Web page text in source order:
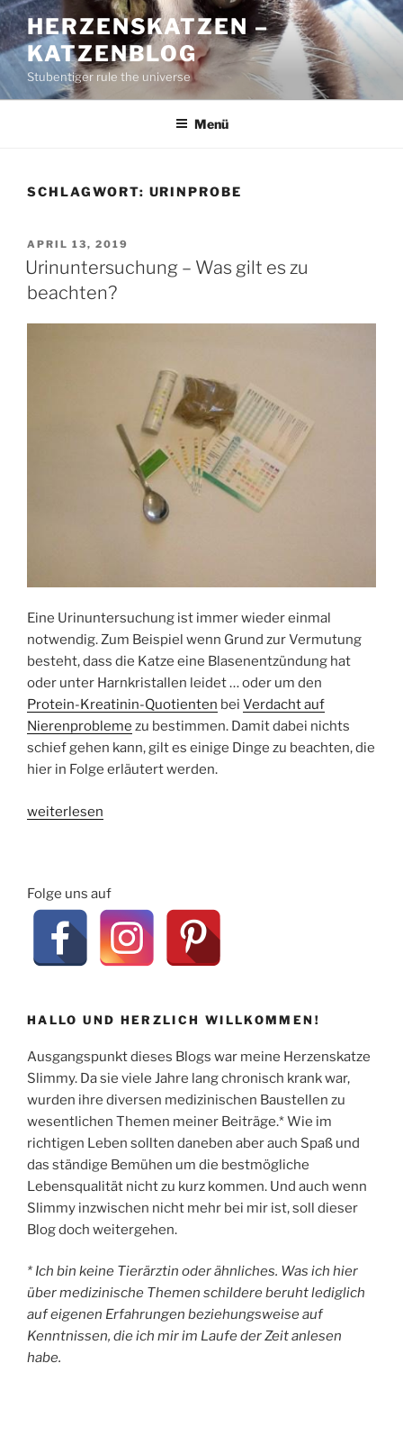
Zum
Inhalt
springen
HERZENSKATZEN –
KATZENBLOG
Stubentiger rule the universe
Menü
SCHLAGWORT: URINPROBE
VERÖFFENTLICHT
AM
APRIL 13, 2019
Urinuntersuchung – Was gilt es zu
beachten?
Eine Urinuntersuchung ist immer wieder einmal
notwendig. Zum Beispiel wenn Grund zur Vermutung
besteht, dass die Katze eine Blasenentzündung hat
oder unter Harnkristallen leidet … oder um den
Protein-Kreatinin-Quotienten bei Verdacht auf
Nierenprobleme zu bestimmen. Damit dabei nichts
schief gehen kann, gilt es einige Dinge zu beachten, die
hier in Folge erläutert werden.
„Urinuntersuchung
es
zu
beachten?“
weiterlesen
Folge uns auf
HALLO UND HERZLICH WILLKOMMEN!
Ausgangspunkt dieses Blogs war meine Herzenskatze
Slimmy. Da sie viele Jahre lang chronisch krank war,
wurden ihre diversen medizinischen Baustellen zu
wesentlichen Themen meiner Beiträge.* Wie im
richtigen Leben sollten daneben aber auch Spaß und
das ständige Bemühen um die bestmögliche
Lebensqualität nicht zu kurz kommen. Und auch wenn
Slimmy inzwischen nicht mehr bei mir ist, soll dieser
Blog doch weitergehen.
* Ich bin keine Tierärztin oder ähnliches. Was ich hier
über medizinische Themen schildere beruht lediglich
auf eigenen Erfahrungen beziehungsweise auf
Kenntnissen, die ich mir im Laufe der Zeit anlesen
habe.